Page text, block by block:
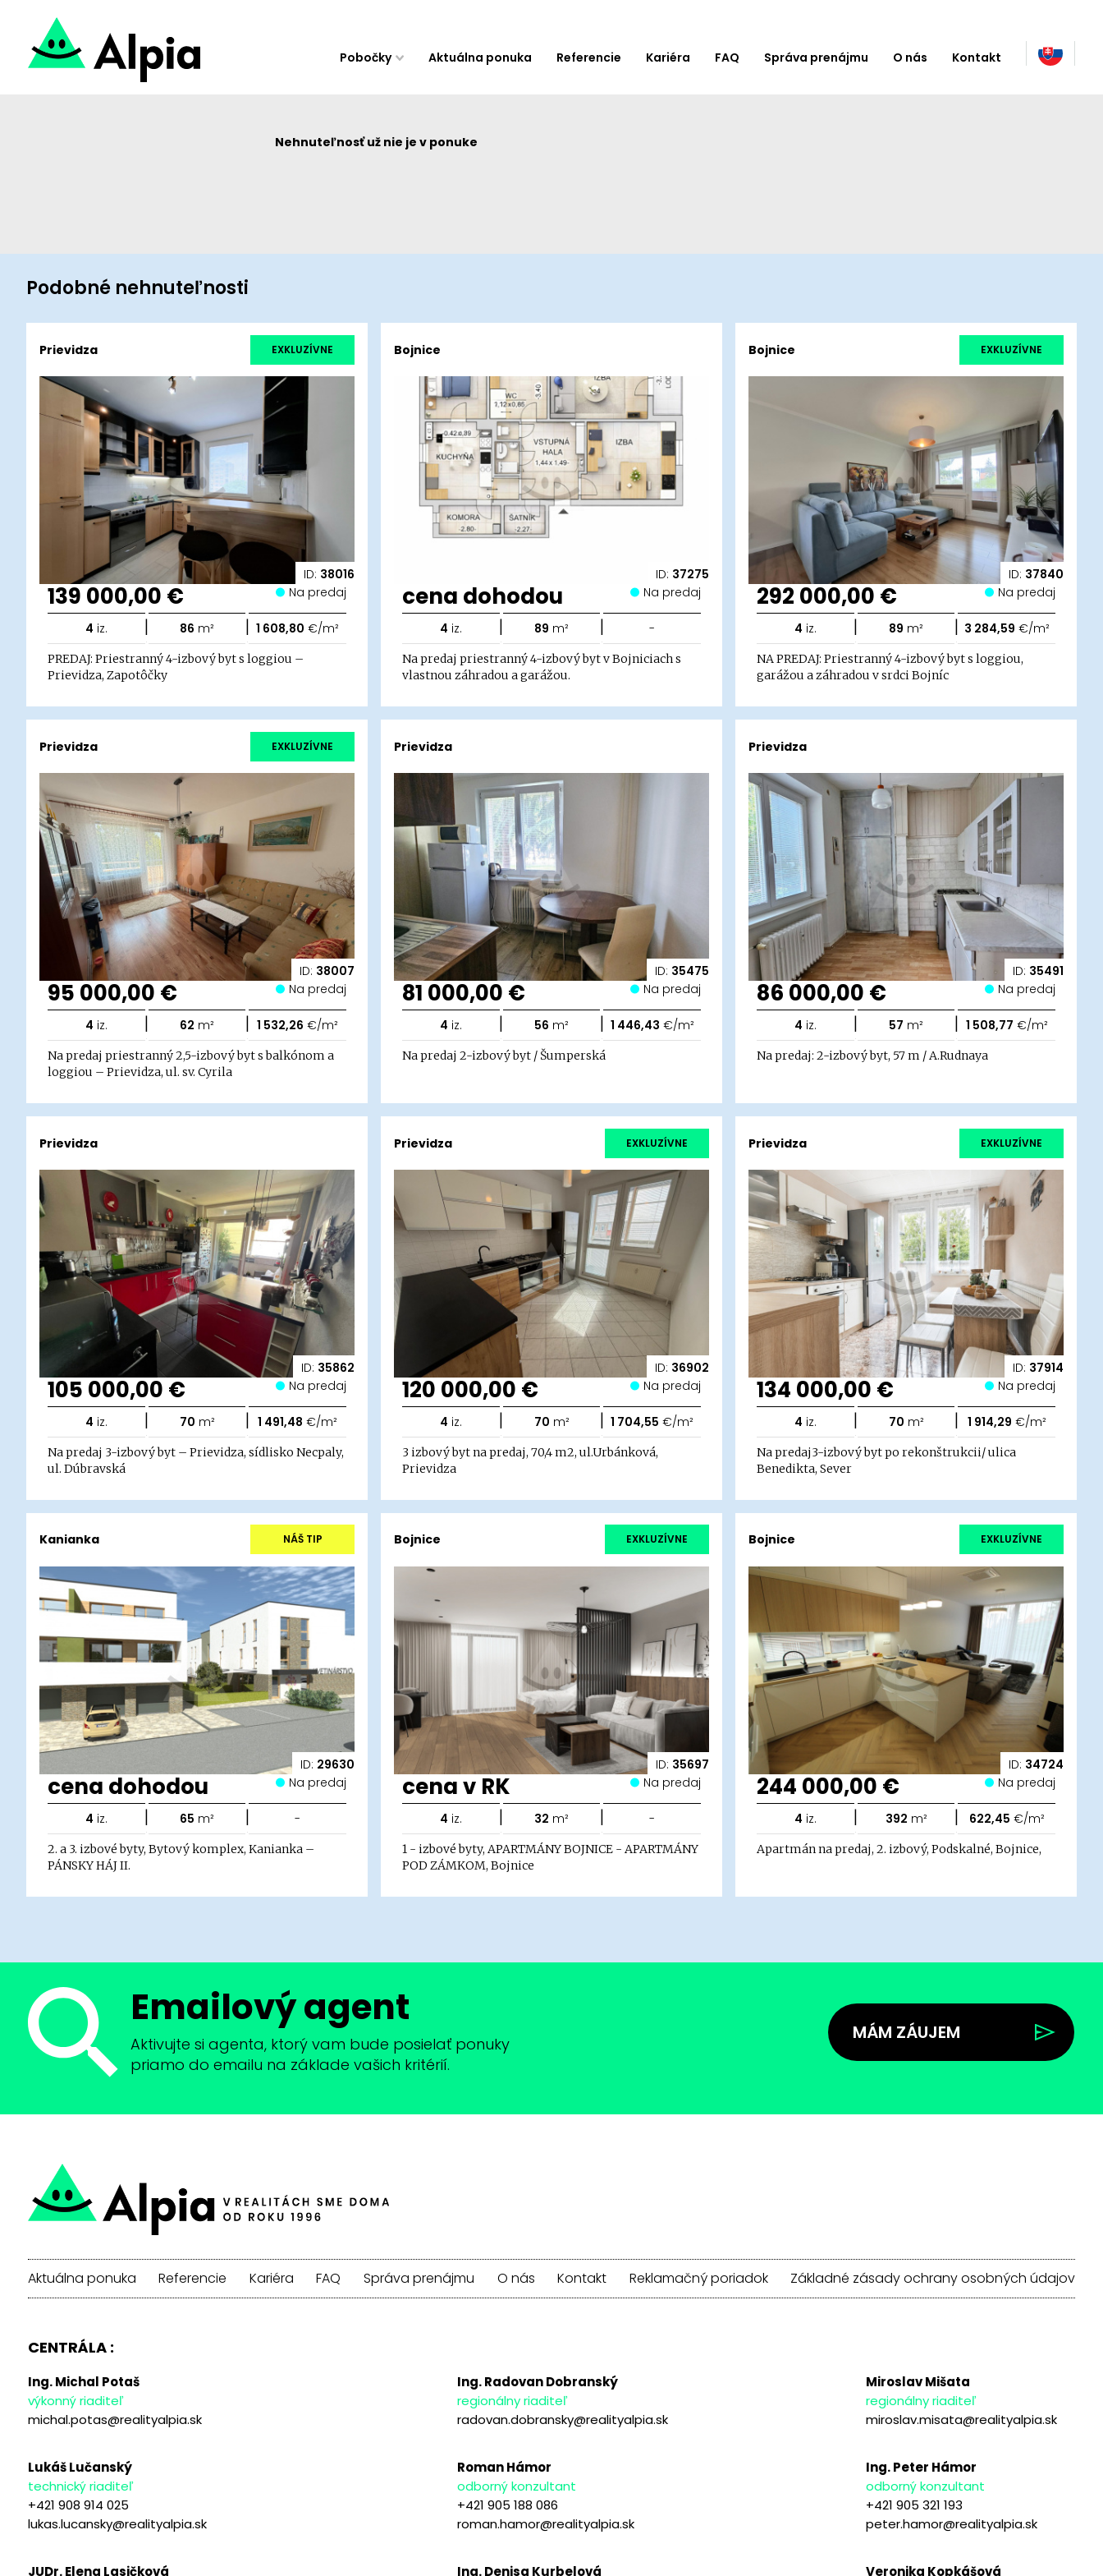
Pobočky Aktuálna ponuka Referencie Kariéra FAQ Správa prenájmu O nás Kontakt
Nehnuteľnosť už nie je v ponuke
Podobné nehnuteľnosti
ID: 38016
Prievidza EXKLUZÍVNE
139 000,00 € Na predaj
4 iz. | 86 m² | 1 608,80 €/m²
PREDAJ: Priestranný 4-izbový byt s loggiou –
Prievidza, Zapotôčky
ID: 37275
Bojnice
cena dohodou Na predaj
4 iz. | 89 m² | -
Na predaj priestranný 4-izbový byt v Bojniciach s
vlastnou záhradou a garážou.
ID: 37840
Bojnice EXKLUZÍVNE
292 000,00 € Na predaj
4 iz. | 89 m² | 3 284,59 €/m²
NA PREDAJ: Priestranný 4-izbový byt s loggiou,
garážou a záhradou v srdci Bojníc
ID: 38007
Prievidza EXKLUZÍVNE
95 000,00 € Na predaj
4 iz. | 62 m² | 1 532,26 €/m²
Na predaj priestranný 2,5-izbový byt s balkónom a
loggiou – Prievidza, ul. sv. Cyrila
ID: 35475
Prievidza
81 000,00 € Na predaj
4 iz. | 56 m² | 1 446,43 €/m²
Na predaj 2-izbový byt / Šumperská
ID: 35491
Prievidza
86 000,00 € Na predaj
4 iz. | 57 m² | 1 508,77 €/m²
Na predaj: 2-izbový byt, 57 m / A.Rudnaya
ID: 35862
Prievidza
105 000,00 € Na predaj
4 iz. | 70 m² | 1 491,48 €/m²
Na predaj 3-izbový byt – Prievidza, sídlisko Necpaly,
ul. Dúbravská
ID: 36902
Prievidza EXKLUZÍVNE
120 000,00 € Na predaj
4 iz. | 70 m² | 1 704,55 €/m²
3 izbový byt na predaj, 70,4 m2, ul.Urbánková,
Prievidza
ID: 37914
Prievidza EXKLUZÍVNE
134 000,00 € Na predaj
4 iz. | 70 m² | 1 914,29 €/m²
Na predaj3-izbový byt po rekonštrukcii/ ulica
Benedikta, Sever
ID: 29630
Kanianka NÁŠ TIP
cena dohodou Na predaj
4 iz. | 65 m² | -
2. a 3. izbové byty, Bytový komplex, Kanianka –
PÁNSKY HÁJ II.
ID: 35697
Bojnice EXKLUZÍVNE
cena v RK Na predaj
4 iz. | 32 m² | -
1 - izbové byty, APARTMÁNY BOJNICE - APARTMÁNY
POD ZÁMKOM, Bojnice
ID: 34724
Bojnice EXKLUZÍVNE
244 000,00 € Na predaj
4 iz. | 392 m² | 622,45 €/m²
Apartmán na predaj, 2. izbový, Podskalné, Bojnice,
Emailový agent
Aktivujte si agenta, ktorý vam bude posielať ponuky
priamo do emailu na základe vašich kritérií.
MÁM ZÁUJEM
Aktuálna ponuka Referencie Kariéra FAQ Správa prenájmu O nás Kontakt Reklamačný poriadok Základné zásady ochrany osobných údajov
CENTRÁLA :
Ing. Michal Potaš
výkonný riaditeľ
michal.potas@realityalpia.sk
Ing. Radovan Dobranský
regionálny riaditeľ
radovan.dobransky@realityalpia.sk
Miroslav Mišata
regionálny riaditeľ
miroslav.misata@realityalpia.sk
Lukáš Lučanský
technický riaditeľ
+421 908 914 025
lukas.lucansky@realityalpia.sk
Roman Hámor
odborný konzultant
+421 905 188 086
roman.hamor@realityalpia.sk
Ing. Peter Hámor
odborný konzultant
+421 905 321 193
peter.hamor@realityalpia.sk
JUDr. Elena Lasičková Ing. Denisa Kurbelová Veronika Kopkášová